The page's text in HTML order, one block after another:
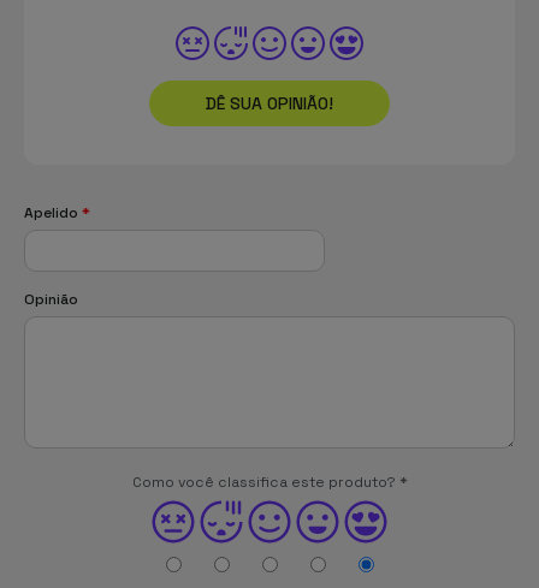
DÊ SUA OPINIÃO!
Apelido *
Opinião
Como você classifica este produto? *